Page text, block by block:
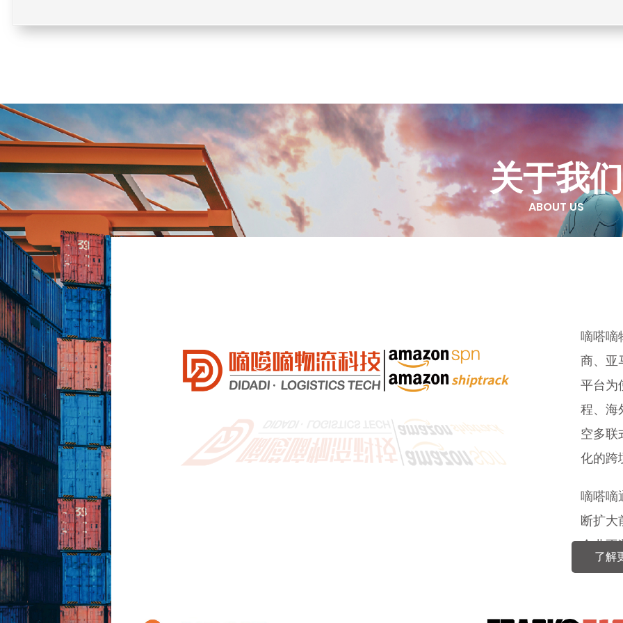
关于我们
ABOUT US
嘀嗒嘀
商、亚
平台为
程、海
空多联
化的跨
嘀嗒嘀
断扩大
企业不
了解